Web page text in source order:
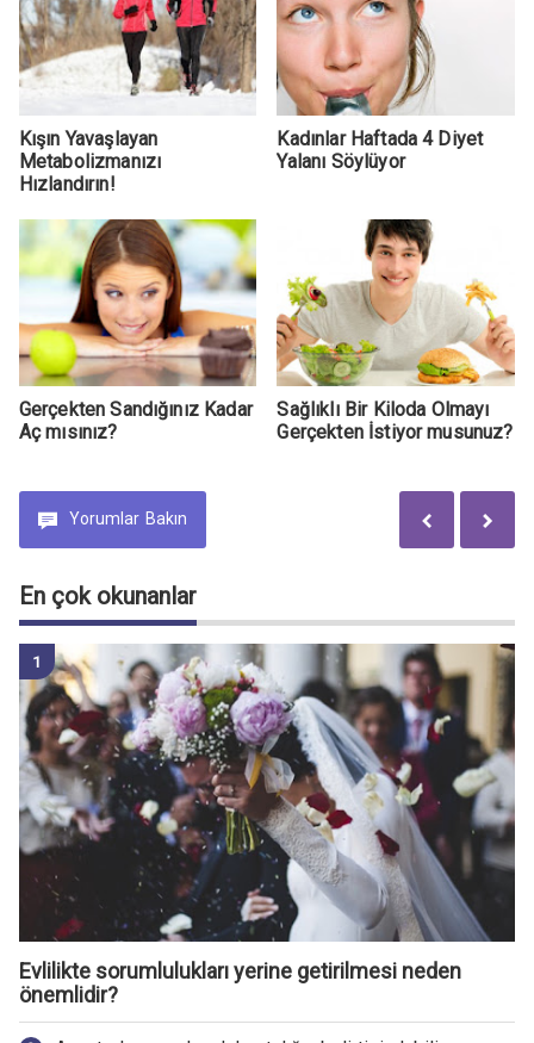
Kışın Yavaşlayan
Metabolizmanızı
Hızlandırın!
Kadınlar Haftada 4 Diyet
Yalanı Söylüyor
Gerçekten Sandığınız Kadar
Aç mısınız?
Sağlıklı Bir Kiloda Olmayı
Gerçekten İstiyor musunuz?
Yorumlar Bakın
En çok okunanlar
Evlilikte sorumlulukları yerine getirilmesi neden
önemlidir?